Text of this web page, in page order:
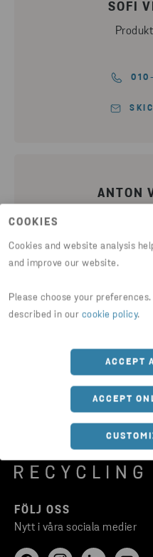
COOKIES
Cookies and website analysis
and improve our website.
Please choose your
described in our cookie policy.
ACCEPT
ACCEPT
SOFI
ANTON
FÖLJ OSS
Nytt i våra sociala medier